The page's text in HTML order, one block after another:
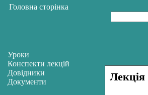
Лекція
Уроки
Конспекти лекцій
Довідники
Документи
Головна сторінка